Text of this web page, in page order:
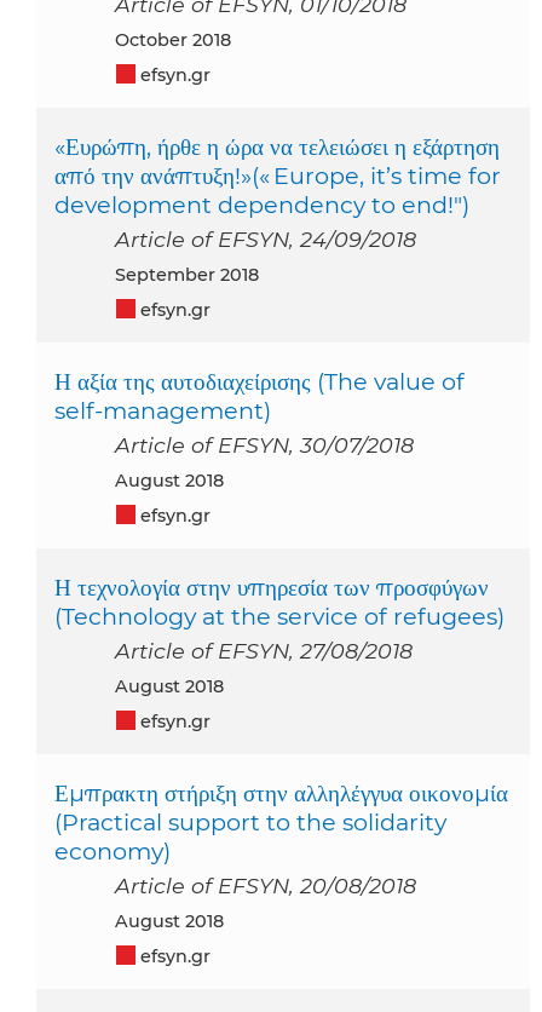
October 2018
efsyn.gr
«Ευρώπη, ήρθε η ώρα να τελειώσει η εξάρτηση
από την ανάπτυξη!»(« Europe, it’s time for
development dependency to end!")
Article of EFSYN, 24/09/2018
September 2018
efsyn.gr
Η αξία της αυτοδιαχείρισης (The value of
self-management)
Article of EFSYN, 30/07/2018
August 2018
efsyn.gr
Η τεχνολογία στην υπηρεσία των προσφύγων
(Technology at the service of refugees)
Article of EFSYN, 27/08/2018
August 2018
efsyn.gr
Εμπρακτη στήριξη στην αλληλέγγυα οικονομία
(Practical support to the solidarity
economy)
Article of EFSYN, 20/08/2018
August 2018
efsyn.gr